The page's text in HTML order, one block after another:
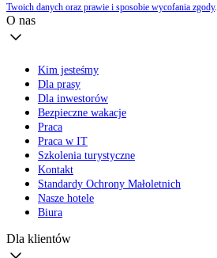
Twoich danych oraz prawie i sposobie wycofania zgody.
O nas
Kim jesteśmy
Dla prasy
Dla inwestorów
Bezpieczne wakacje
Praca
Praca w IT
Szkolenia turystyczne
Kontakt
Standardy Ochrony Małoletnich
Nasze hotele
Biura
Dla klientów